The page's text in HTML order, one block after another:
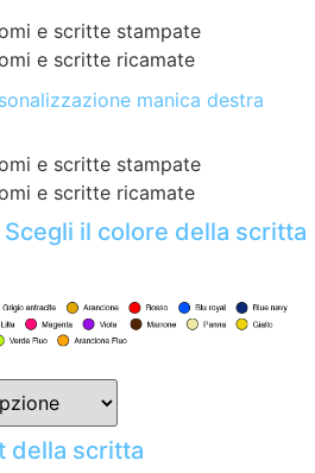
e scritte stampate
e scritte ricamate
manica destra
e scritte stampate
e scritte ricamate
Scegli il colore della scritta
della scritta